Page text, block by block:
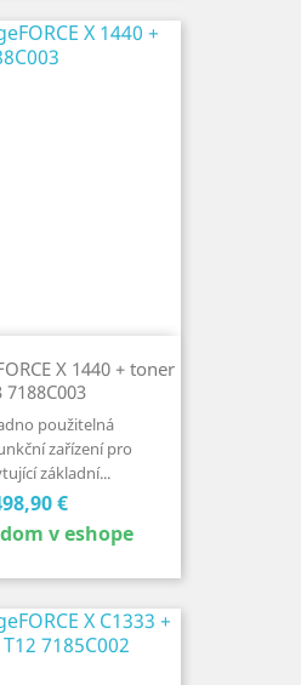
X 1440 + toner
7188C003
použitelná
zařízení pro
základní...
€
v eshope